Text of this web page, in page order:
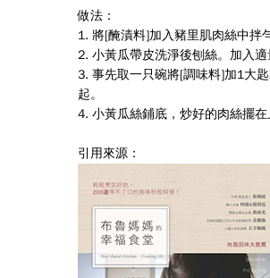
做法：
1. 將[醃漬料]加入豬里肌肉絲中拌
2. 小黃瓜帶皮洗淨後刨絲。加入適
3. 事先取一只碗將[調味料]加1大匙
起。
4. 小黃瓜絲鋪底，炒好的肉絲擺
引用來源：